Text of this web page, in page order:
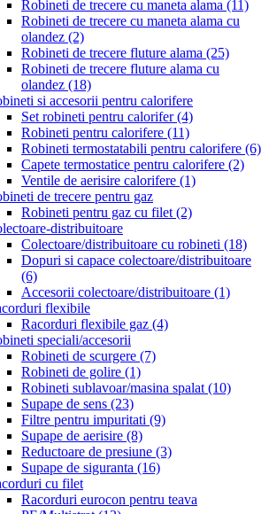
Robineti de trecere cu maneta alama (11)
Robineti de trecere cu maneta alama cu
olandez (2)
Robineti de trecere fluture alama (25)
Robineti de trecere fluture alama cu
olandez (18)
si accesorii pentru calorifere
Set robineti pentru calorifer(4)
Robineti pentru calorifere (11)
Robineti termostatabili pentru calorifere (6)
Capete termostatice pentru calorifere (2)
Ventile de aerisire calorifere (1)
de trecere pentru gaz
Robineti pentru gaz cu filet (2)
distribuitoare
Colectoare/distribuitoare cu robineti (18)
Dopuri si capace colectoare/distribuitoare
(6)
Accesorii colectoare/distribuitoare (1)
flexibile
Racorduri flexibile gaz (4)
speciali/accesorii
Robineti de scurgere (7)
Robineti de golire (1)
Robineti sublavoar/masina spalat (10)
Supape de sens (23)
Filtre pentru impuritati (9)
Supape de aerisire (8)
Reductoare de presiune (3)
Supape de siguranta (16)
cu filet
Racorduri eurocon pentru teava